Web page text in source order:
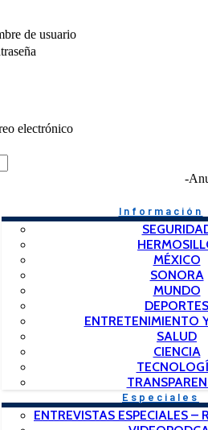
de usuario
electrónico
-
Información
MÉXICO
SONORA
MUNDO
DEPORTES
ENTRETENIMIENTO
SALUD
CIENCIA
Especiales
ENTREVISTAS ESPECIALES –